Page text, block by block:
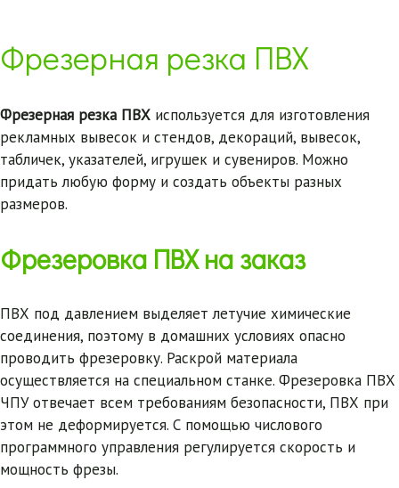
Фрезерная резка ПВХ
Фрезерная резка ПВХ используется для изготовления
рекламных вывесок и стендов, декораций, вывесок,
табличек, указателей, игрушек и сувениров. Можно
придать любую форму и создать объекты разных
размеров.
Фрезеровка ПВХ на заказ
ПВХ под давлением выделяет летучие химические
соединения, поэтому в домашних условиях опасно
проводить фрезеровку. Раскрой материала
осуществляется на специальном станке. Фрезеровка ПВХ
ЧПУ отвечает всем требованиям безопасности, ПВХ при
этом не деформируется. С помощью числового
программного управления регулируется скорость и
мощность фрезы.